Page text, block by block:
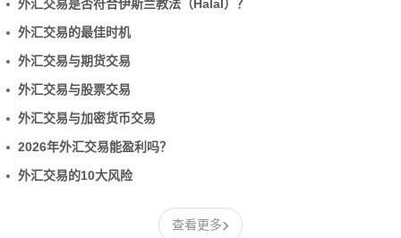
外汇交易是否符合伊斯兰教法（Halal）？
外汇交易的最佳时机
外汇交易与期货交易
外汇交易与股票交易
外汇交易与加密货币交易
2026年外汇交易能盈利吗？
外汇交易的10大风险
查看更多›